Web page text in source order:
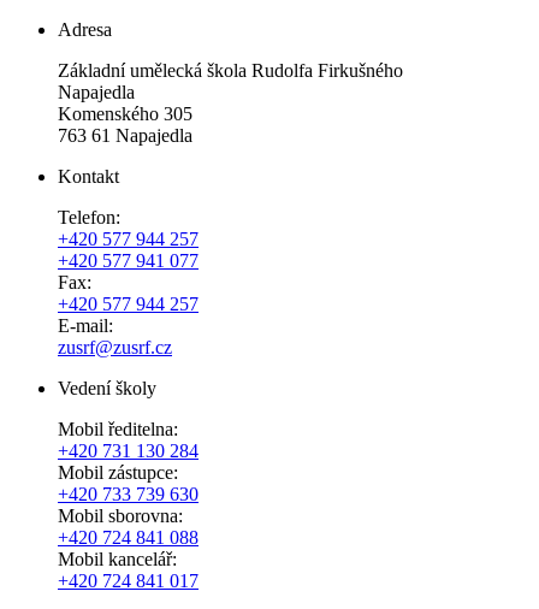
Adresa
Základní umělecká škola Rudolfa Firkušného
Napajedla
Komenského 305
763 61 Napajedla
Kontakt
Telefon:
+420 577 944 257
+420 577 941 077
Fax:
+420 577 944 257
E-mail:
zusrf@zusrf.cz
Vedení školy
Mobil ředitelna:
+420 731 130 284
Mobil zástupce:
+420 733 739 630
Mobil sborovna:
+420 724 841 088
Mobil kancelář:
+420 724 841 017